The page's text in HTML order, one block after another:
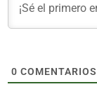
0 COMENTARIOS